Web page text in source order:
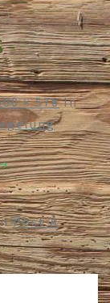
× 576In
Post A